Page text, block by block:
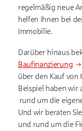
regelmäßig neue
helfen Ihnen bei
Immobilie.
Darüber hinaus
Baufinanzierung
über den Kauf von
Beispiel haben wir
rund um die
Und wir beraten
und rund um die